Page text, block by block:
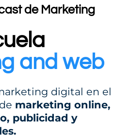
de Marketing
and web
digital en el
marketing online,
publicidad y